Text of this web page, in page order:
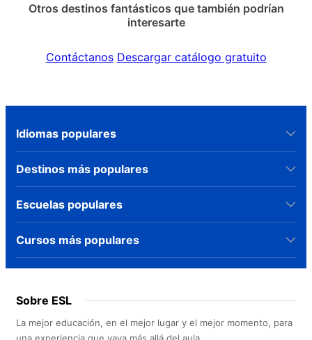
Otros destinos fantásticos que también podrían
interesarte
Contáctanos Descargar catálogo gratuito
Idiomas populares
Destinos más populares
Escuelas populares
Cursos más populares
Sobre ESL
La mejor educación, en el mejor lugar y el mejor momento, para
una experiencia que vaya más allá del aula.